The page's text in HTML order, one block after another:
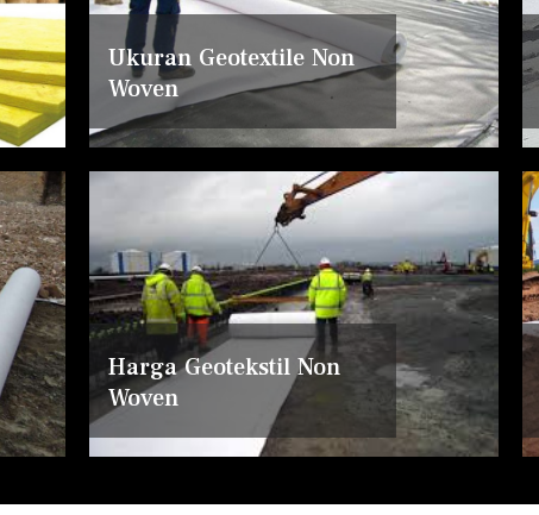
Ukuran Geotextile Non
Woven
Harga Geotekstil Non
Woven